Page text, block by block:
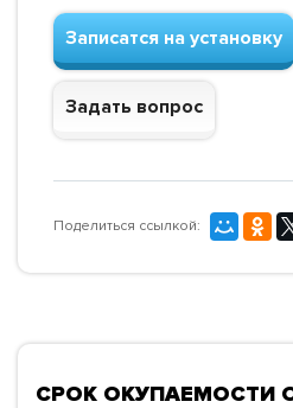
Записатся на установку
Задать вопрос
Поделиться ссылкой:
СРОК ОКУПАЕМОСТИ